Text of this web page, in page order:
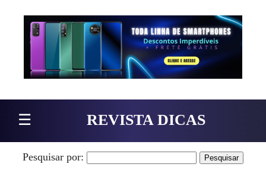
Pular para o conteúdo
☰ REVISTA DICAS
Pesquisar por: